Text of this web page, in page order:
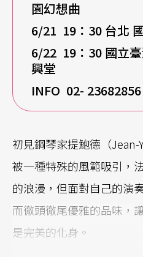
園幻想曲
6/21 19 ：30 台北
6/22 19 ：30 國立
興堂
INFO 02-
初見鋼琴家提鮑德（
被一種特殊的風範吸引，
的浪漫，但面對自己的演
而徹頭徹尾優雅的品味，
是完美的化身。